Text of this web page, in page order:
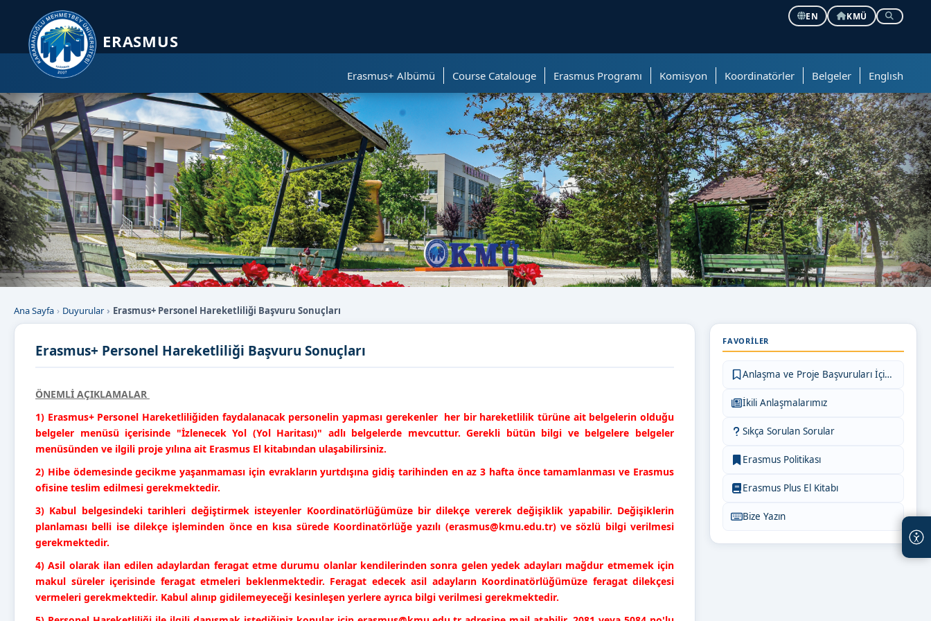
EN
KMÜ
ERASMUS
Erasmus+ Albümü Course Catalouge Erasmus Programı Komisyon Koordinatörler Belgeler Englısh
Ana Sayfa Duyurular Erasmus+ Personel Hareketliliği Başvuru Sonuçları
Erasmus+ Personel Hareketliliği Başvuru Sonuçları
ÖNEMLİ AÇIKLAMALAR
1) Erasmus+ Personel Hareketliliğiden faydalanacak personelin yapması gerekenler her bir hareketlilik türüne ait belgelerin olduğu
belgeler menüsü içerisinde "İzlenecek Yol (Yol Haritası)" adlı belgelerde mevcuttur. Gerekli bütün bilgi ve belgelere belgeler
menüsünden ve ilgili proje yılına ait Erasmus El kitabından ulaşabilirsiniz.
2) Hibe ödemesinde gecikme yaşanmaması için evrakların yurtdışına gidiş tarihinden en az 3 hafta önce tamamlanması ve Erasmus
ofisine teslim edilmesi gerekmektedir.
3) Kabul belgesindeki tarihleri değiştirmek isteyenler Koordinatörlüğümüze bir dilekçe vererek değişiklik yapabilir. Değişiklerin
planlaması belli ise dilekçe işleminden önce en kısa sürede Koordinatörlüğe yazılı (erasmus@kmu.edu.tr) ve sözlü bilgi verilmesi
gerekmektedir.
4) Asil olarak ilan edilen adaylardan feragat etme durumu olanlar kendilerinden sonra gelen yedek adayları mağdur etmemek için
makul süreler içerisinde feragat etmeleri beklenmektedir. Feragat edecek asil adayların Koordinatörlüğümüze feragat dilekçesi
vermeleri gerekmektedir. Kabul alınıp gidilemeyeceği kesinleşen yerlere ayrıca bilgi verilmesi gerekmektedir.
FAVORILER
Anlaşma ve Proje Başvuruları İçin Bilgiler
İkili Anlaşmalarımız
Sıkça Sorulan Sorular
Erasmus Politikası
Erasmus Plus El Kitabı
Bize Yazın